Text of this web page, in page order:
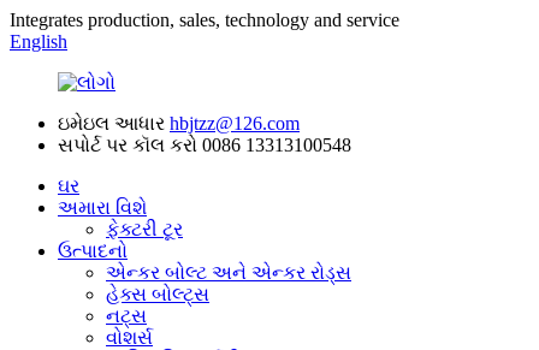
Integrates production, sales, technology and service
English
ઇમેઇલ આધાર hbjtzz@126.com
સપોર્ટ પર કૉલ કરો 0086 13313100548
ઘર
અમારા વિશે
ફેક્ટરી ટૂર
ઉત્પાદનો
એન્કર બોલ્ટ અને એન્કર રોડ્સ
હેક્સ બોલ્ટ્સ
નટ્સ
વોશર્સ